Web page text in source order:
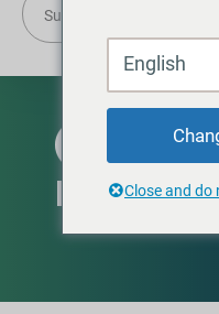
VERFÜGBAR
Ro-Con
English
Close and